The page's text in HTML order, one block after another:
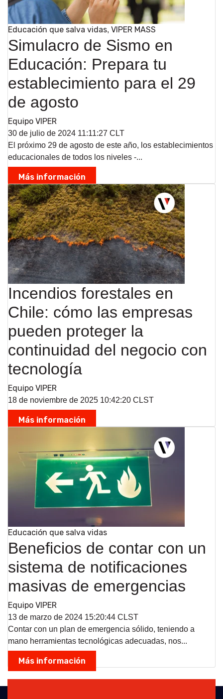
Educación que salva vidas, VIPER MASS
Simulacro de Sismo en
Educación: Prepara tu
establecimiento para el 29
de agosto
Equipo VIPER
30 de julio de 2024 11:11:27 CLT
El próximo 29 de agosto de este año, los establecimientos
educacionales de todos los niveles -...
Más información
Incendios forestales en
Chile: cómo las empresas
pueden proteger la
continuidad del negocio con
tecnología
Equipo VIPER
18 de noviembre de 2025 10:42:20 CLST
Más información
Educación que salva vidas
Beneficios de contar con un
sistema de notificaciones
masivas de emergencias
Equipo VIPER
13 de marzo de 2024 15:20:44 CLST
Contar con un plan de emergencia sólido, teniendo a
mano herramientas tecnológicas adecuadas, nos...
Más información